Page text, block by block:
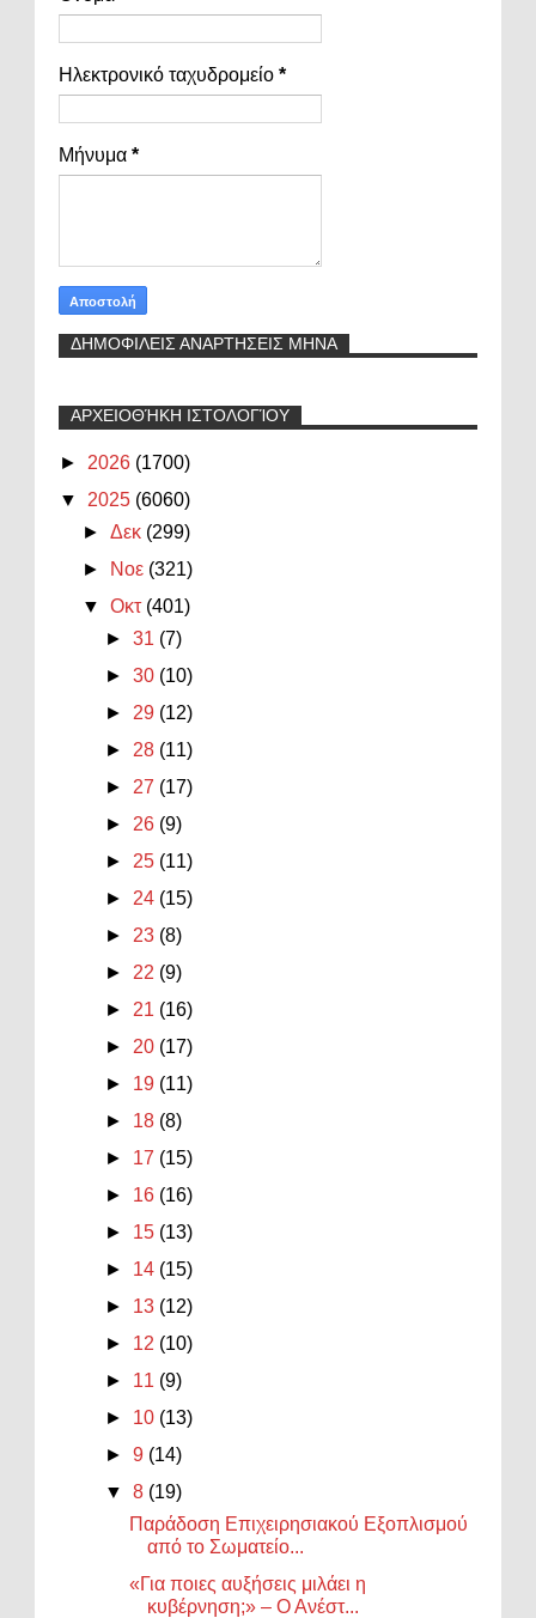
Ηλεκτρονικό ταχυδρομείο *
Μήνυμα *
ΔΗΜΟΦΙΛΕΙΣ ΑΝΑΡΤΗΣΕΙΣ ΜΗΝΑ
ΑΡΧΕΙΟΘΉΚΗ ΙΣΤΟΛΟΓΊΟΥ
► 2026 (1700)
▼ 2025 (6060)
►Δεκ (299)
►
Νοε (321)
▼Οκτ (401)
►31 (7)
►30 (10)
► 29 (12)
► 28 (11)
► 27 (17)
► 26 (9)
► 25 (11)
► 24 (15)
► 23 (8)
► 22 (9)
► 21 (16)
► 20 (17)
► 19 (11)
► 18 (8)
► 17 (15)
► 16 (16)
► 15 (13)
► 14 (15)
► 13 (12)
► 12 (10)
► 11 (9)
► 10 (13)
►9 (14)
▼8 (19)
Παράδοση Επιχειρησιακού Εξοπλισμού
από το Σωματείο...
«Για ποιες αυξήσεις μιλάει η
κυβέρνηση;» – Ο Ανέστ...